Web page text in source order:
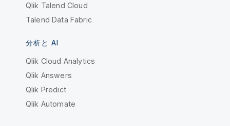
Qlik Talend Cloud
Talend Data Fabric
分析と AI
Qlik Cloud Analytics
Qlik Answers
Qlik Predict
Qlik Automate